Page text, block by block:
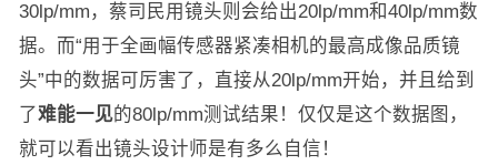
30lp/mm，蔡司民用镜头则会给出20lp/mm和40lp/mm数
据。而“用于全画幅传感器紧凑相机的最高成像品质镜
头”中的数据可厉害了，直接从20lp/mm开始，并且给到
了难能一见的80lp/mm测试结果！仅仅是这个数据图，
就可以看出镜头设计师是有多么自信！